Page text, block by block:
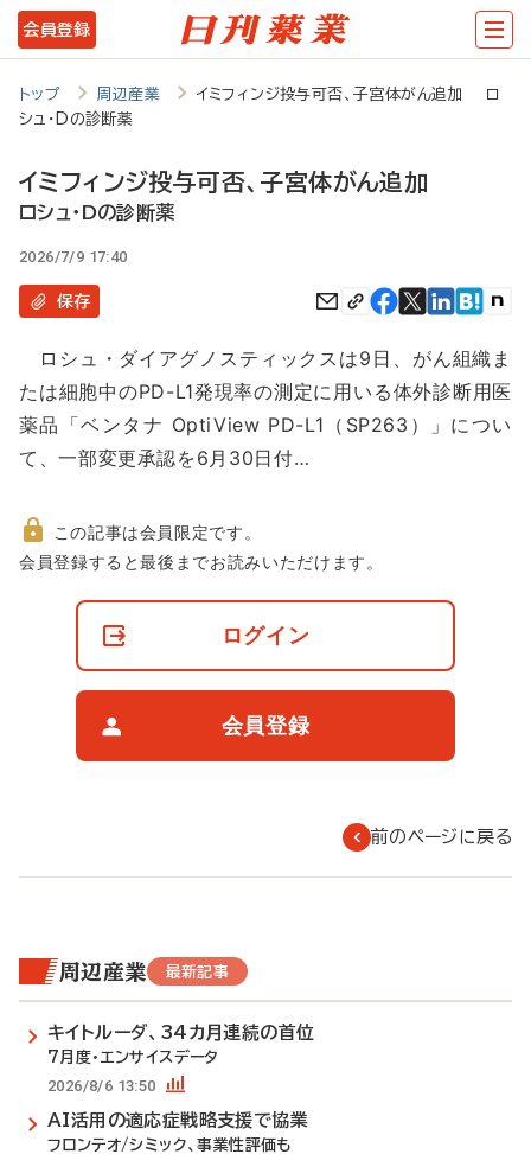
メ
イ
テ
ツ
に
動
会員登録
トップ 周辺産業
イミフィンジ投与可否、子宮体がん追加 ロ
シュ・Dの診断薬
イミフィンジ投与可否、子宮体がん追加
ロシュ・Dの診断薬
2026/7/9 17:40
保存
ロシュ・ダイアグノスティックスは9日、がん組織ま
たは細胞中のPD-L1発現率の測定に用いる体外診断用医
薬品「ベンタナ OptiView PD-L1（SP263）」につい
て、一部変更承認を6月30日付…
非
この記事は会員限定です。
会員登録すると最後までお読みいただけます。
ログイン
会員登録
前のページに戻る
周辺産業 最新記事
キイトルーダ、34カ月連続の首位
7月度・エンサイスデータ
2026/8/6 13:50
AI活用の適応症戦略支援で協業
フロンテオ/シミック、事業性評価も